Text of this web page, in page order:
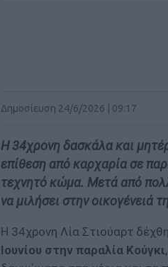
Δημοσίευση 24/6/2026 | 09:17
Η 34χρονη δασκάλα και
επίθεση από καρχαρία σε
τεχνητό κώμα. Μετά από
να μιλήσει στην οικογένειά
Η 34χρονη Λία Στιούαρτ
Ιουνίου στην παραλία Κούγκι